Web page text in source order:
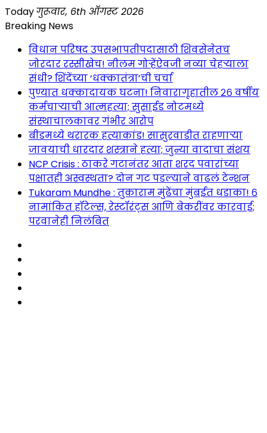
Skip
to
Todayगुरूवार, 6th ऑगस्ट 2026
Breaking News
विधान परिषद उपसभापतीपदासाठी शिवसेनेतच
जोरदार रस्सीखेच! नीलम गोऱ्हेंऐवजी नव्या चेहऱ्याला
संधी? शिंदेंच्या ‘धक्कातंत्रा’ची चर्चा
पुण्यात धक्कादायक घटना! निवारागृहातील २६ वर्षीय
कर्मचाऱ्याची आत्महत्या; सुसाईड नोटमध्ये
संस्थाचालकावर गंभीर आरोप
बीडमध्ये थरारक हत्याकांड! सासुरवाडीत राहणाऱ्या
जावयाची धारदार शस्त्राने हत्या; जुन्या वादाचा संशय
NCP Crisis : ठाकरे गटानंतर आता शरद पवारांच्या
पक्षातही अस्वस्थता? दोन गट पडल्याने वाढलं टेन्शन
Tukaram Mundhe : तुकाराम मुंढेंचा मुंबईत धडाका! ६
नामांकित हॉटेल्स, रेस्टॉरंट्स आणि बेकरींवर कारवाई;
परवानेही निलंबित